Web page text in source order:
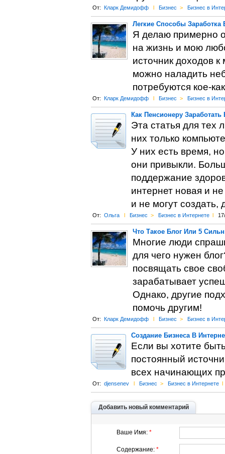
От: Кларк Демидофф l Бизнес > Бизнес в
Легкие Способы Заработка
Я делаю примерно
на жизнь и мою
источник доходов
можно наладить
потребуются кое-
От: Кларк Демидофф l Бизнес > Бизнес в
Как Пенсионеру Заработать
Эта статья для тех
них только
У них есть время,
они привыкли.
поддержание
интернет новая и
и не могут создать,
От: Ольга l Бизнес > Бизнес в Интернете l
Что Такое Блог Или 5
Многие люди
для чего нужен
посвящать свое
зарабатывает
Однако, другие
помочь другим!
От: Кларк Демидофф l Бизнес > Бизнес в
Создание Бизнеса В
Если вы хотите
постоянный
всех начинающих
От: djensenev l Бизнес > Бизнес в Интернете l
Добавить новый комментарий
Ваше Имя: *
Содержание: *